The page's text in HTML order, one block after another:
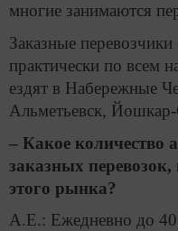
многие занимаются
Заказные
практически по всем
ездят в Набережные
Альметьевск,
– Какое количество
заказных
этого рынка?
А.Е.: Ежедневно до